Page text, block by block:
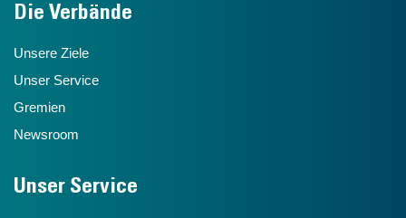
Die Verbände
Unsere Ziele
Unser Service
Gremien
Newsroom
Unser Service